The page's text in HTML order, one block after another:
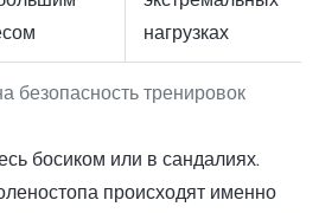
безопасность тренировок
нагрузках
босиком или в сандалиях.
происходят именно